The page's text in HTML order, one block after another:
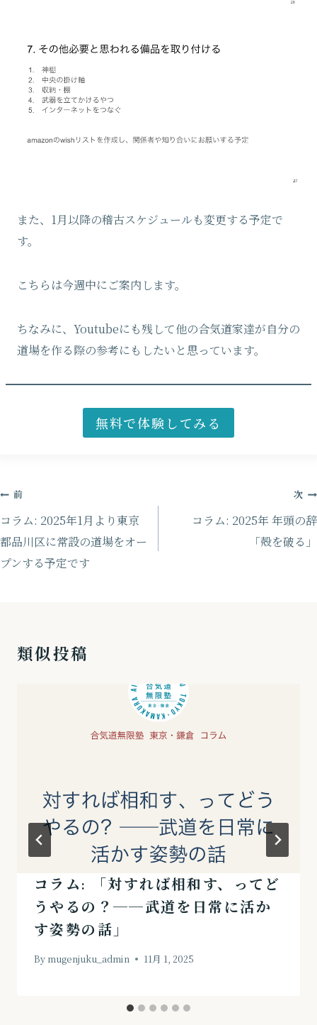
また、1月以降の稽古スケジュールも変更する予定で
す。
こちらは今週中にご案内します。
ちなみに、Youtubeにも残して他の合気道家達が自分の
道場を作る際の参考にもしたいと思っています。
無料で体験してみる
投
稿
ナ
ビ
ョ
前
コラム: 2025年1月より東京
都品川区に常設の道場をオー
プンする予定です
次
コラム: 2025年 年頭の辞
「殻を破る」
類似投稿
コラム: 「対すれば相和す、ってど
うやるの？──武道を日常に活か
す姿勢の話」
By mugenjuku_admin 11月 1, 2025